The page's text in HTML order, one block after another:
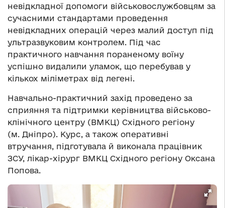
невідкладної допомоги військовослужбовцям за
сучасними стандартами проведення
невідкладних операцій через малий доступ під
ультразвуковим контролем. Під час
практичного навчання пораненому воїну
успішно видалили уламок, що перебував у
кількох міліметрах від легені.
Навчально-практичний захід проведено за
сприяння та підтримки керівництва військово-
клінічного центру (ВМКЦ) Східного регіону
(м. Дніпро). Курс, а також оперативні
втручання, підготувала й виконала працівник
ЗСУ, лікар-хірург ВМКЦ Східного регіону Оксана
Попова.